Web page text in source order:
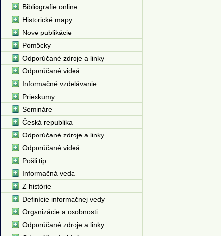
Bibliografie online
Historické mapy
Nové publikácie
Pomôcky
Odporúčané zdroje a linky
Odporúčané videá
Informačné vzdelávanie
Prieskumy
Semináre
Česká republika
Odporúčané zdroje a linky
Odporúčané videá
Pošli tip
Informačná veda
Z histórie
Definície informačnej vedy
Organizácie a osobnosti
Odporúčané zdroje a linky